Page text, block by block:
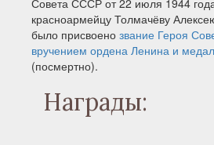
красноармейцу Толмачёву
было присвоено звание Героя
вручением ордена Ленина и
(посмертно).
Награды: